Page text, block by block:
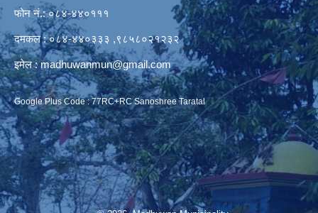
फोन नं.: ०८४-४४०१११
दमकल : ०८४-४४०३३३ ,९८५८०२१२३२
इमेल :madhuwanmun@gmail.com
Google Plus Code : 77RC+RC Sanoshree Taratal